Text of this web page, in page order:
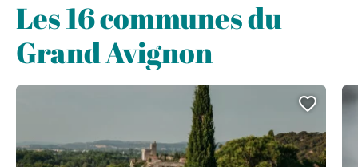
Les 16 communes du
Grand Avignon